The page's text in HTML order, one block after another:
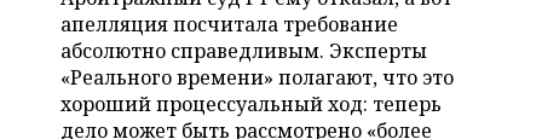
апелляция посчитала требование
абсолютно справедливым. Эксперты
«Реального времени» полагают, что это
хороший процессуальный ход: теперь
дело может быть рассмотрено «более